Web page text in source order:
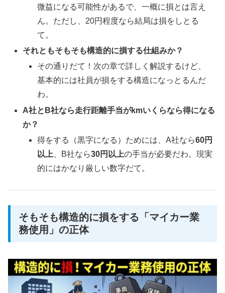
微益になる可能性があるで、一概に損とは言え
ん。ただし、20円程度なら結局は損をしとる
て。
それともそもそも構造的に損する仕組みか？
その通りだて！次の章で詳しく解説するけど、
基本的には社員が損をする構造になっとるんだ
わ。
A社とB社なら走行距離手当がkmいくらなら得になる
か？
得をする（黒字になる）ためには、A社なら60円
以上 、B社なら30円以上の手当が必要だわ。現実
的にはかなり厳しい数字だて。
そもそも構造的に損をする「マイカー業
務使用」の正体